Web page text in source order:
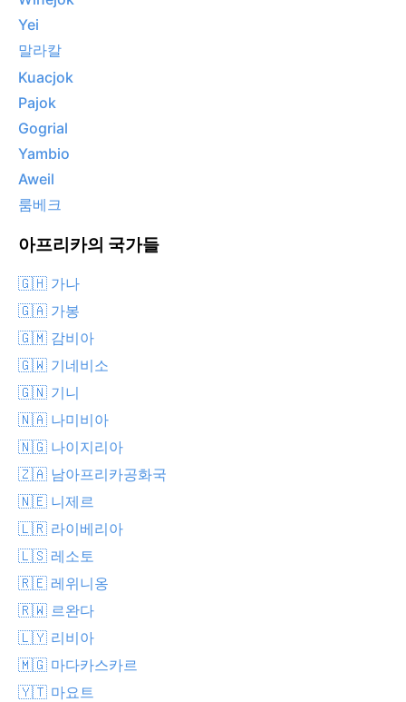
Yei
말라칼
Kuacjok
Pajok
Gogrial
Yambio
Aweil
룸베크
아프리카의 국가들
🇬🇭 가나
🇬🇦 가봉
🇬🇲 감비아
🇬🇼 기네비소
🇬🇳 기니
🇳🇦 나미비아
🇳🇬 나이지리아
🇿🇦 남아프리카공화국
🇳🇪 니제르
🇱🇷 라이베리아
🇱🇸 레소토
🇷🇪 레위니옹
🇷🇼 르완다
🇱🇾 리비아
🇲🇬 마다카스카르
🇾🇹 마요트